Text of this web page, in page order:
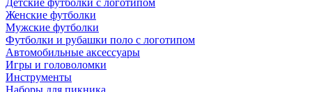
Детские футболки с логотипом
Женские футболки
Мужские футболки
Футболки и рубашки поло с логотипом
Автомобильные аксессуары
Игры и головоломки
Инструменты